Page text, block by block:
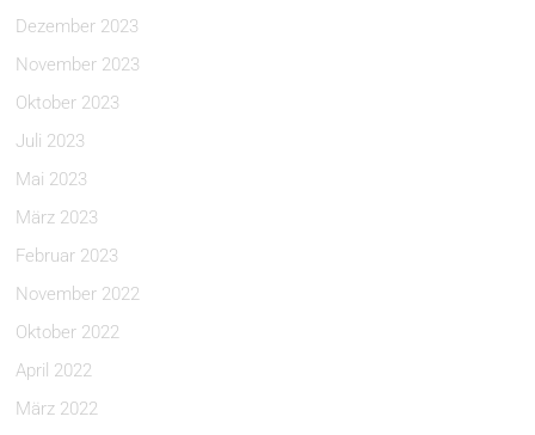
Dezember 2023
November 2023
Oktober 2023
Juli 2023
Mai 2023
März 2023
Februar 2023
November 2022
Oktober 2022
April 2022
März 2022